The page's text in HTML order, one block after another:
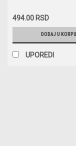
494.00 RSD
DODAJ U KORPU
UPOREDI